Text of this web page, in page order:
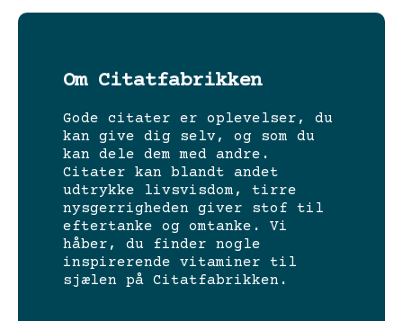
Om Citatfabrikken
Gode citater er oplevelser, du
kan give dig selv, og som du
kan dele dem med andre.
Citater kan blandt andet
udtrykke livsvisdom, tirre
nysgerrigheden giver stof til
eftertanke og omtanke. Vi
håber, du finder nogle
inspirerende vitaminer til
sjælen på Citatfabrikken.